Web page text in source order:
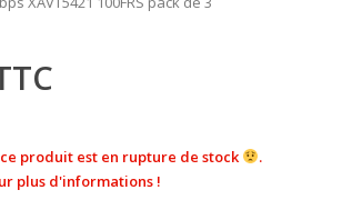
produit est en rupture de stock
.
plus d'informations !